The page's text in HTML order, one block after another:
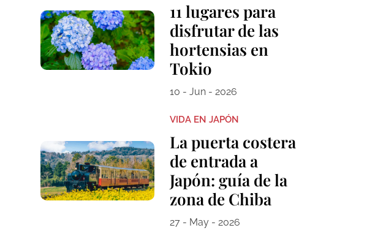
11 lugares para
disfrutar de las
hortensias en
Tokio
10 - Jun - 2026
VIDA EN JAPÓN
La puerta costera
de entrada a
Japón: guía de la
zona de Chiba
27 - May - 2026